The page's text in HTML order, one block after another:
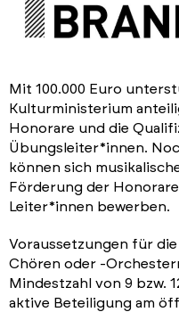
Mit 100.000 Euro
Kulturministerium
Honorare und die
Übungsleiter*innen.
können sich
Förderung der
Leiter*innen bewerben.
Voraussetzungen für
Chören oder -
Mindestzahl von 9 bzw.
aktive Beteiligung am